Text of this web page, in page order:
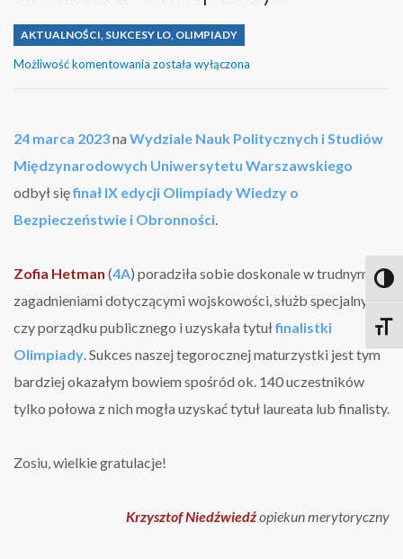
AKTUALNOŚCI SUKCESY LO OLIMPIADY
Możliwość komentowania Zofia
finalistki
została wyłączona
24 marca 2023na Wydziale Nauk Politycznych i Studiów
Międzynarodowych Uniwersytetu Warszawskiego
odbył sięfinał lX edycji Olimpiady Wiedzy o
Bezpieczeństwie i Obronności
Zofia Hetman (4A) poradziła sobie doskonale w trudnymi
zagadnieniami dotyczącymi wojskowości, służb specjalnych
czy porządku publicznego i uzyskała tytułfinalistki
Olimpiady . Sukces naszej tegorocznej maturzystki jest tym
bardziej okazałym bowiem spośród ok. 140 uczestników
tylko połowa z nich mogła uzyskać tytuł laureata lub finalisty.
Zosiu, wielkie gratulacje!
Krzysztof Niedźwiedźopiekun merytoryczny